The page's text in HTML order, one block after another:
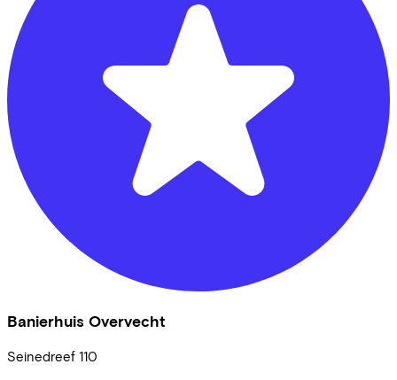
Banierhuis Overvecht
Seinedreef 110